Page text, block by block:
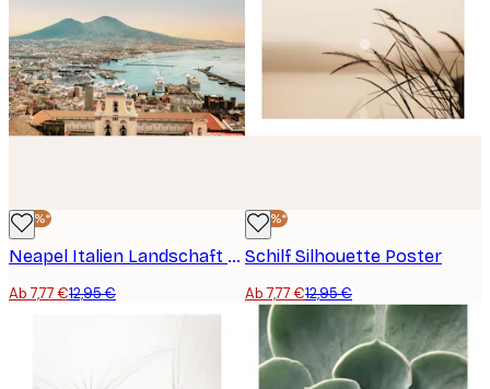
-40%*
Neapel Italien Landschaft Poster
Ab 7,77 €12,95 €
-40%*
Schilf Silhouette Poster
Ab 7,77 €12,95 €